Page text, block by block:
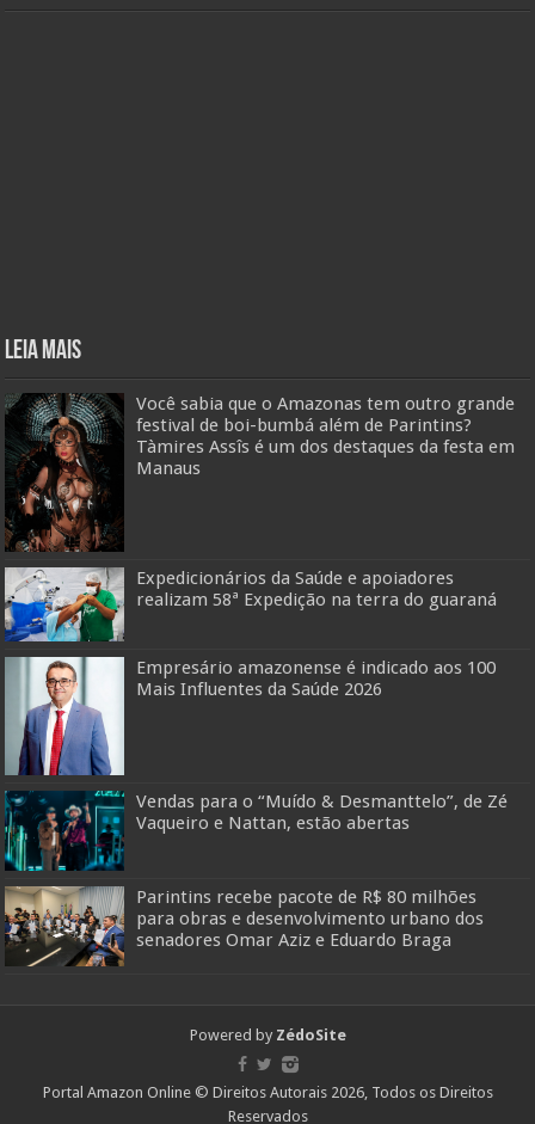
Leia mais
Você sabia que o Amazonas tem outro grande
festival de boi-bumbá além de Parintins?
Tàmires Assîs é um dos destaques da festa em
Manaus
Expedicionários da Saúde e apoiadores
realizam 58ª Expedição na terra do guaraná
Empresário amazonense é indicado aos 100
Mais Influentes da Saúde 2026
Vendas para o “Muído & Desmanttelo”, de Zé
Vaqueiro e Nattan, estão abertas
Parintins recebe pacote de R$ 80 milhões
para obras e desenvolvimento urbano dos
senadores Omar Aziz e Eduardo Braga
Powered by ZédoSite
Portal Amazon Online © Direitos Autorais 2026, Todos os Direitos
Reservados